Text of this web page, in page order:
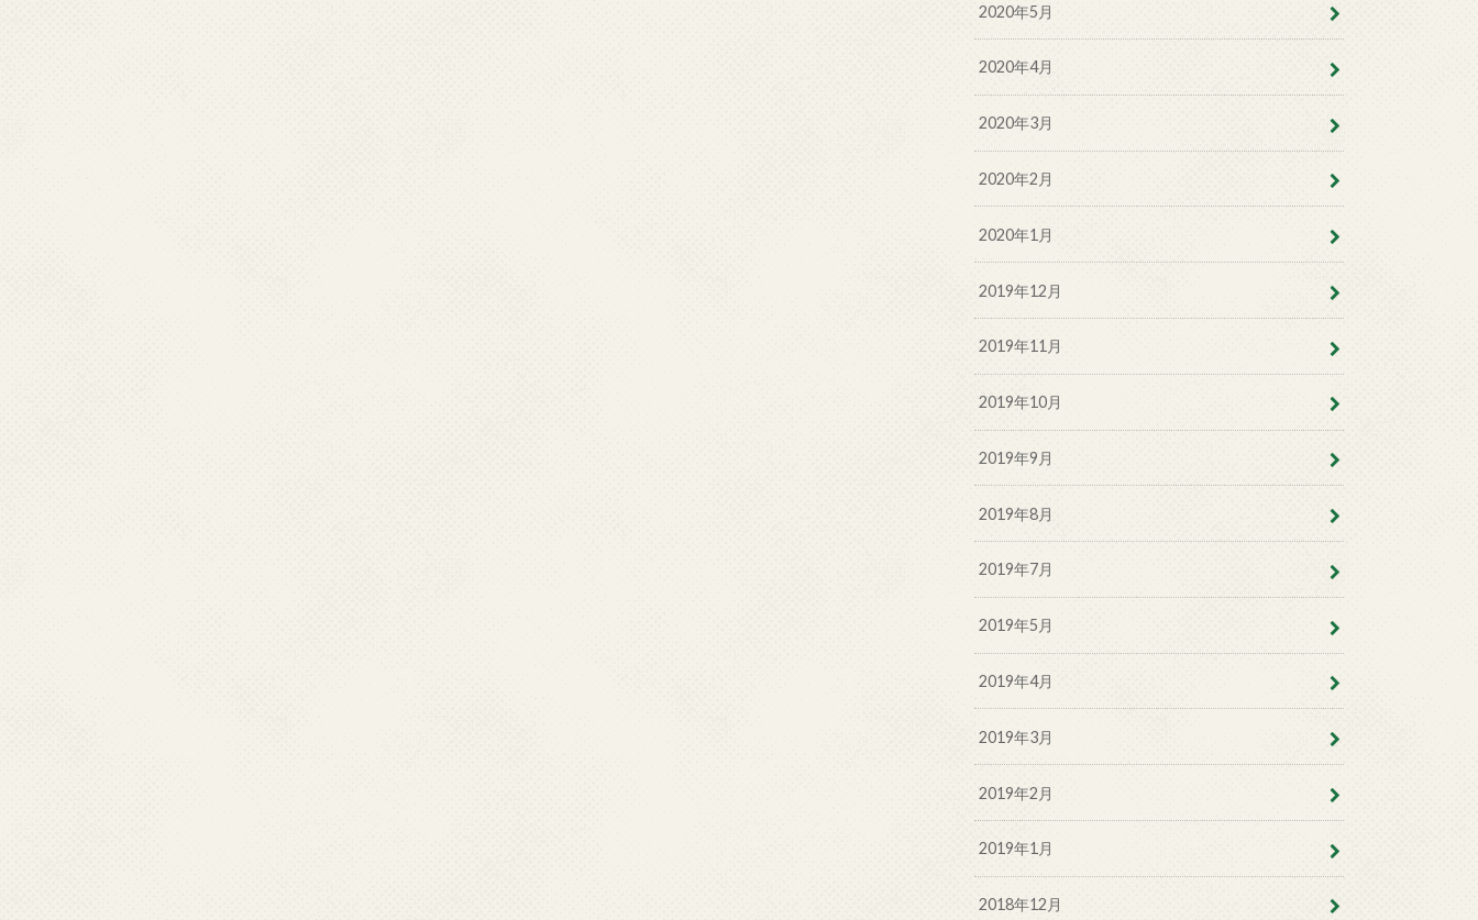
2020年5月
2020年4月
2020年3月
2020年2月
2020年1月
2019年12月
2019年11月
2019年10月
2019年9月
2019年8月
2019年7月
2019年5月
2019年4月
2019年3月
2019年2月
2019年1月
2018年12月